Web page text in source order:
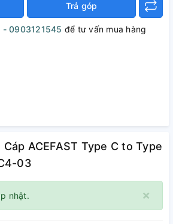
Trả góp
0903121545 để tư vấn mua hàng
ACEFAST Type C to Type
03
×
nhật.